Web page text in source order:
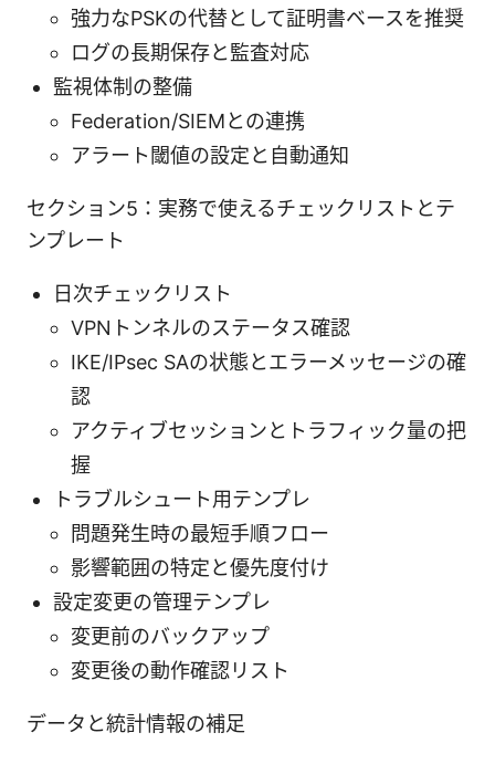
強力なPSKの代替として証明書ベースを推奨
ログの長期保存と監査対応
監視体制の整備
Federation/SIEMとの連携
アラート閾値の設定と自動通知
セクション5：実務で使えるチェックリストとテ
ンプレート
日次チェックリスト
VPNトンネルのステータス確認
IKE/IPsec SAの状態とエラーメッセージの確
認
アクティブセッションとトラフィック量の把
握
トラブルシュート用テンプレ
問題発生時の最短手順フロー
影響範囲の特定と優先度付け
設定変更の管理テンプレ
変更前のバックアップ
変更後の動作確認リスト
データと統計情報の補足